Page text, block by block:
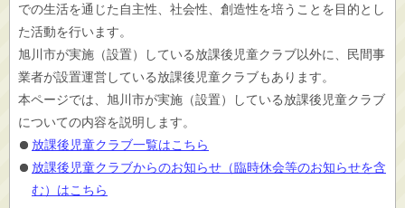
での生活を通じた自主性、社会性、創造性を培うことを目的とし
た活動を行います。
旭川市が実施（設置）している放課後児童クラブ以外に、民間事
業者が設置運営している放課後児童クラブもあります。
本ページでは、旭川市が実施（設置）している放課後児童クラブ
についての内容を説明します。
放課後児童クラブ一覧はこちら
放課後児童クラブからのお知らせ（臨時休会等のお知らせを含
む）はこちら